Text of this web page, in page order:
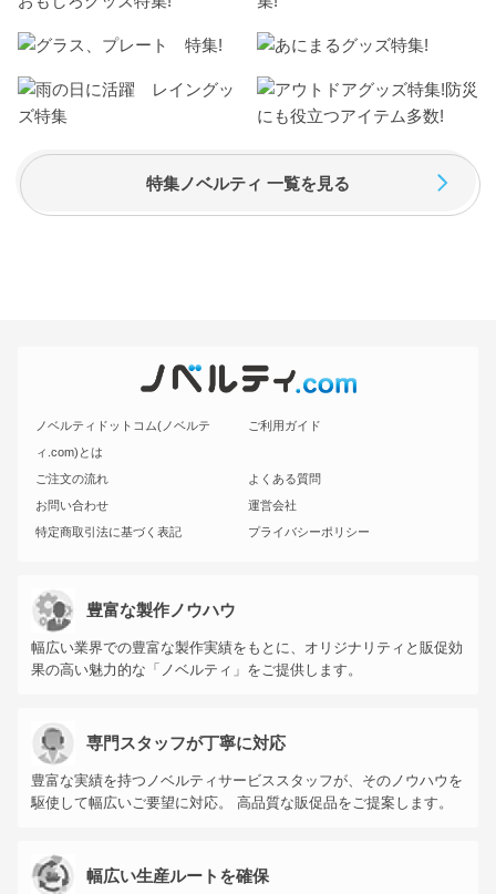
特集ノベルティ 一覧を見る
ノベルティドットコム(ノベルテ
ィ.com)とは
ご利用ガイド
ご注文の流れ
よくある質問
お問い合わせ
運営会社
特定商取引法に基づく表記
プライバシーポリシー
豊富な製作ノウハウ
幅広い業界での豊富な製作実績をもとに、オリジナリティと販促効
果の高い魅力的な「ノベルティ」をご提供します。
専門スタッフが丁寧に対応
豊富な実績を持つノベルティサービススタッフが、そのノウハウを
駆使して幅広いご要望に対応。 高品質な販促品をご提案します。
幅広い生産ルートを確保